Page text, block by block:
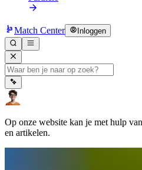
Match Center Inloggen
Op onze website kan je met hulp
en artikelen.